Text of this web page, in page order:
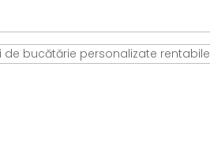
de bucătărie personalizate rentabile